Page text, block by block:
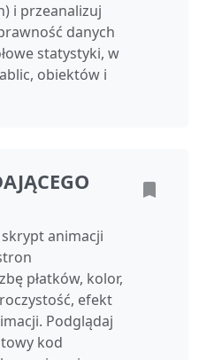
i przeanalizuj
danych
statystyki, w
obiektów i
animacji
płatków, kolor,
efekt
Podglądaj
kod